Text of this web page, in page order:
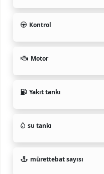
Kontrol
Motor
Yakıt tankı
su tankı
mürettebat sayısı